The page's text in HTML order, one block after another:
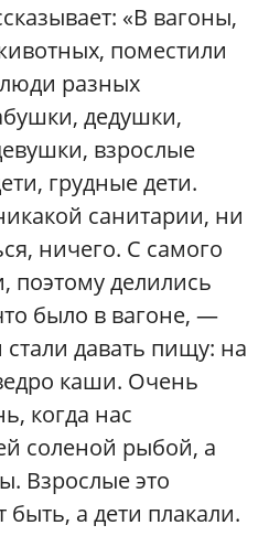
«В вагоны,
поместили
разных
дедушки,
взрослые
грудные дети.
санитарии, ни
ничего. С самого
поэтому делились
было в вагоне, —
давать пищу: на
каши. Очень
когда нас
соленой рыбой, а
Взрослые это
а дети плакали.